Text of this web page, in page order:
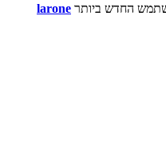
החדש ביותר larone